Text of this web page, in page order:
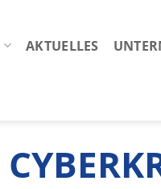
AKTUELLES